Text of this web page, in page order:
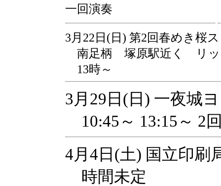
一回演奏
3月22日(日) 第2回春めき桜
南足柄 塚原駅近く リッ
13時～
3月29日(日) 一夜城
10:45～ 13:15～ 2
4月4日(土) 国立印
時間未定